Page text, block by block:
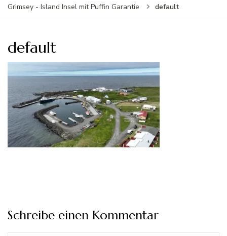
Grimsey - Island Insel mit Puffin Garantie
default
default
Schreibe einen Kommentar